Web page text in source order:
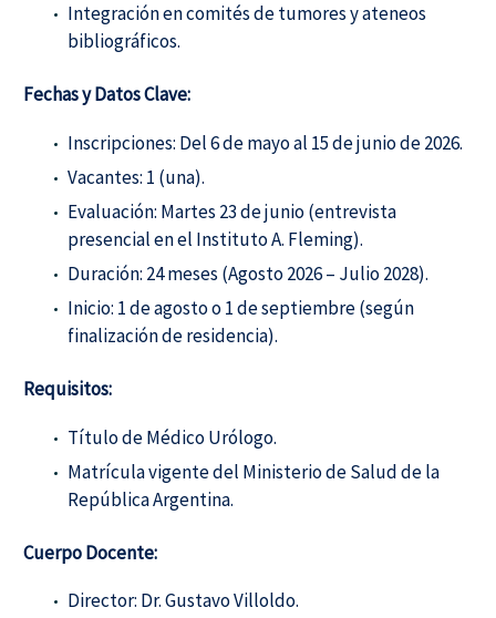
Integración en comités de tumores y ateneos
bibliográficos.
Fechas y Datos Clave:
Inscripciones: Del 6 de mayo al 15 de junio de 2026.
Vacantes: 1 (una).
Evaluación: Martes 23 de junio (entrevista
presencial en el Instituto A. Fleming).
Duración: 24 meses (Agosto 2026 – Julio 2028).
Inicio: 1 de agosto o 1 de septiembre (según
finalización de residencia).
Requisitos:
Título de Médico Urólogo.
Matrícula vigente del Ministerio de Salud de la
República Argentina.
Cuerpo Docente:
Director: Dr. Gustavo Villoldo.